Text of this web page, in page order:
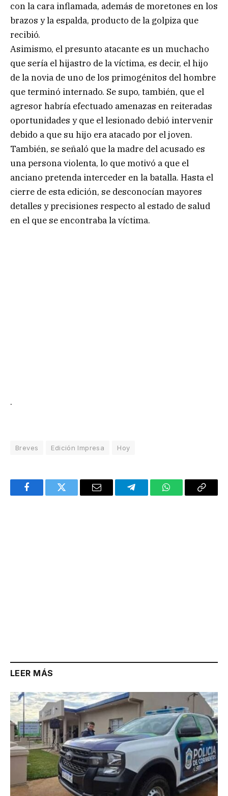
con la cara inflamada, además de moretones en los
brazos y la espalda, producto de la golpiza que
recibió.
Asimismo, el presunto atacante es un muchacho
que sería el hijastro de la víctima, es decir, el hijo
de la novia de uno de los primogénitos del hombre
que terminó internado. Se supo, también, que el
agresor habría efectuado amenazas en reiteradas
oportunidades y que el lesionado debió intervenir
debido a que su hijo era atacado por el joven.
También, se señaló que la madre del acusado es
una persona violenta, lo que motivó a que el
anciano pretenda interceder en la batalla. Hasta el
cierre de esta edición, se desconocían mayores
detalles y precisiones respecto al estado de salud
en el que se encontraba la víctima.
.
Breves Edición Impresa Hoy
FacebookTwitter Email TelegramWhatsAppCopy
LEER MÁS